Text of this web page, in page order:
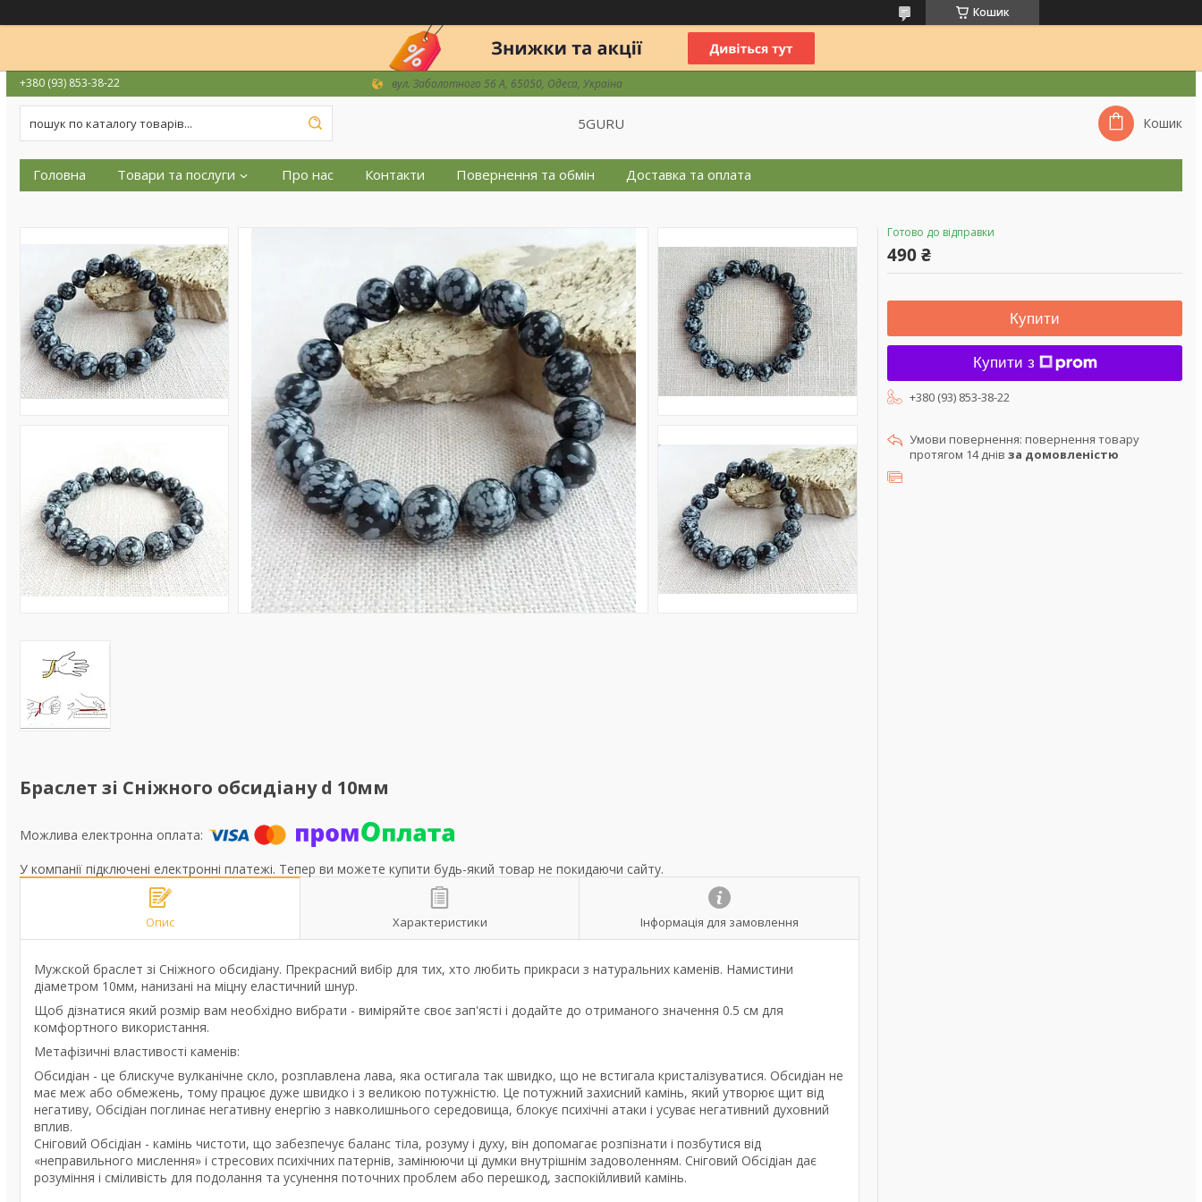
Кошик
+380 (93) 853-38-22 вул. Заболотного 56 А, 65050, Одеса, Україна
5GURU Кошик
Головна Товари та послуги Про нас Контакти Повернення та обмін Доставка та оплата
Браслет зі Сніжного обсидіану d 10мм
У компанії підключені електронні платежі. Тепер ви можете купити будь-який товар не покидаючи сайту.
Опис Характеристики Інформація для замовлення
Мужской браслет зі Сніжного обсидіану. Прекрасний вибір для тих, хто любить прикраси з натуральних каменів. Намистини
діаметром 10мм, нанизані на міцну еластичний шнур.
Щоб дізнатися який розмір вам необхідно вибрати - виміряйте своє зап'ясті і додайте до отриманого значення 0.5 см для
комфортного використання.
Метафізичні властивості каменів:
Обсидіан - це блискуче вулканічне скло, розплавлена ​​лава, яка остигала так швидко, що не встигала кристалізуватися. Обсидіан не
має меж або обмежень, тому працює дуже швидко і з великою потужністю. Це потужний захисний камінь, який утворює щит від
негативу, Обсідіан поглинає негативну енергію з навколишнього середовища, блокує психічні атаки і усуває негативний духовний
вплив.
Сніговий Обсідіан - камінь чистоти, що забезпечує баланс тіла, розуму і духу, він допомагає розпізнати і позбутися від
«неправильного мислення» і стресових психічних патернів, замінюючи ці думки внутрішнім задоволенням. Сніговий Обсідіан дає
розуміння і сміливість для подолання та усунення поточних проблем або перешкод, заспокійливий камінь.
Готово до відправки
490 ₴
Купити
Купити з
+380 (93) 853-38-22
повернення товару
протягом 14 днів за домовленістю